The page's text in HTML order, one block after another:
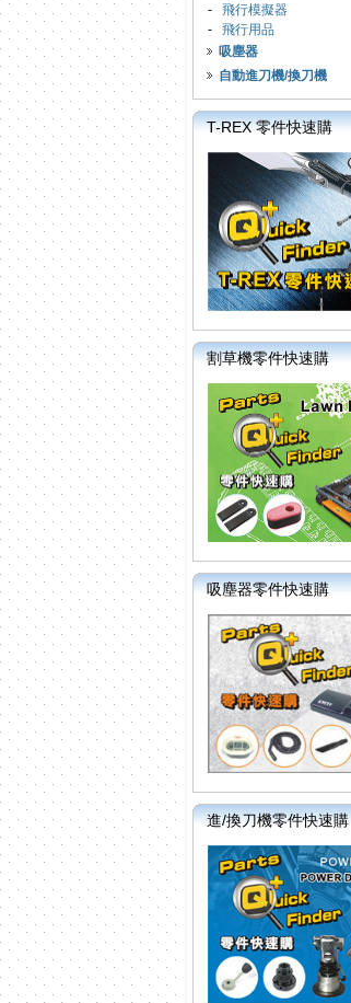
- 飛行模擬器
- 飛行用品
吸塵器
自動進刀機/換刀機
T-REX 零件快速購
割草機零件快速購
吸塵器零件快速購
進/換刀機零件快速購